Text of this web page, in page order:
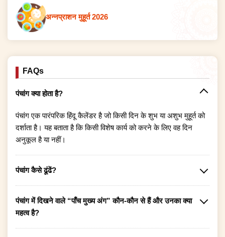
अन्नप्राशन मुहूर्त 2026
FAQs
पंचांग क्या होता है?
पंचांग एक पारंपरिक हिंदू कैलेंडर है जो किसी दिन के शुभ या अशुभ मुहूर्त को
दर्शाता है। यह बताता है कि किसी विशेष कार्य को करने के लिए वह दिन
अनुकूल है या नहीं।
पंचांग कैसे ढूंढें?
पंचांग में दिखने वाले “पाँच मुख्य अंग” कौन-कौन से हैं और उनका क्या
महत्व है?